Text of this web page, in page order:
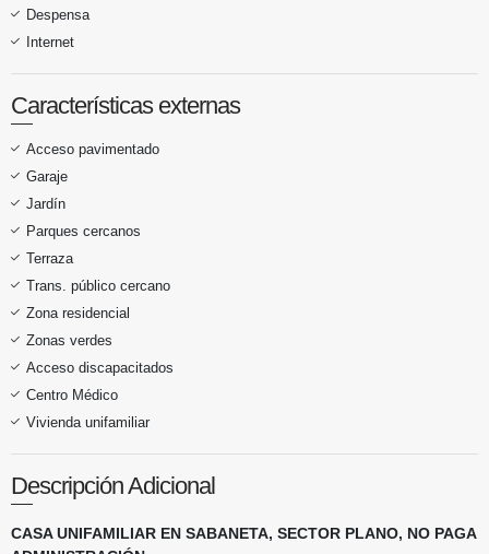
Despensa
Internet
Características externas
Acceso pavimentado
Garaje
Jardín
Parques cercanos
Terraza
Trans. público cercano
Zona residencial
Zonas verdes
Acceso discapacitados
Centro Médico
Vivienda unifamiliar
Descripción Adicional
CASA UNIFAMILIAR EN SABANETA, SECTOR PLANO, NO PAGA